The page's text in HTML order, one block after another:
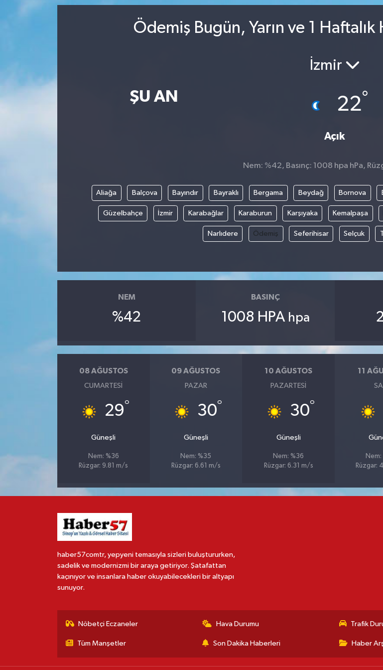
Ödemiş Bugün, Yarın ve 1
ŞU AN
İzmir
22°
Açık
Nem: %42, Basınç: 1008 hpa hPa,
Aliağa Balçova Bayındır Bayraklı Bergama Beydağ Bornova
Güzelbahçe İzmir Karabağlar Karaburun Karşıyaka Kemalpaşa
Narlıdere Ödemiş Seferihisar Selçuk
NEM
%42
BASINÇ
1008 HPA hpa
08 AĞUSTOS
CUMARTESI
29°
Güneşli
Nem: %36
Rüzgar: 9.81 m/s
09 AĞUSTOS
PAZAR
30°
Güneşli
Nem: %35
Rüzgar: 6.61 m/s
10 AĞUSTOS
PAZARTESI
30°
Güneşli
Nem: %36
Rüzgar: 6.31 m/s
11
Nem:
Rüzgar:
haber57comtr, yepyeni temasıyla sizleri buluştururken,
sadelik ve modernizmi bir araya getiriyor. Şatafattan
kaçınıyor ve insanlara haber okuyabilecekleri bir altyapı
sunuyor.
Nöbetçi Eczaneler Hava Durumu Trafik
Tüm Manşetler Son Dakika Haberleri Haber